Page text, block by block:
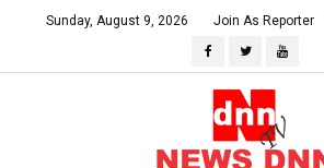
Sunday, August 9, 2026 Join As Reporter